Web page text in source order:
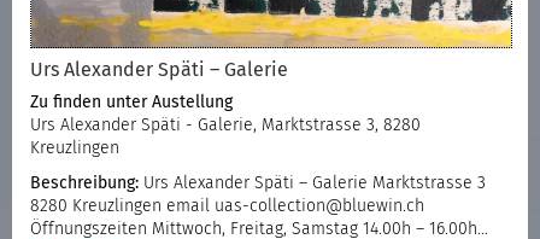
Urs Alexander Späti – Galerie
Zu finden unter Austellung
Urs Alexander Späti - Galerie, Marktstrasse 3, 8280
Kreuzlingen
Beschreibung: Urs Alexander Späti – Galerie Marktstrasse 3
8280 Kreuzlingen email uas-collection@bluewin.ch
Öffnungszeiten Mittwoch, Freitag, Samstag 14.00h – 16.00h…